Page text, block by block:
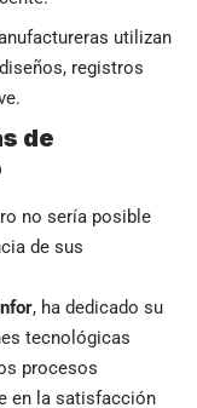
utilizan
registros
de
no sería posible
de sus
, ha dedicado su
tecnológicas
procesos
en la satisfacción